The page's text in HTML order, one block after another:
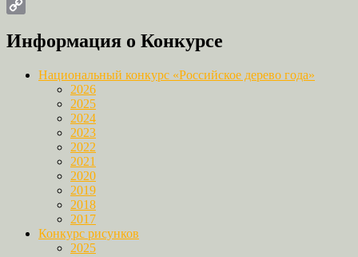
Email
Link
Информация о Конкурсе
Национальный конкурс «Российское дерево года»
2026
2025
2024
2023
2022
2021
2020
2019
2018
2017
Конкурс рисунков
2025